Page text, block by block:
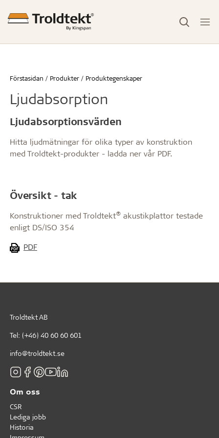
Förstasidan Produkter Produktegenskaper
Ljudabsorption
Ljudabsorptionsvärden
Hitta ljudmätningar för olika typer av konstruktion
med Troldtekt-produkter - ladda ner vår PDF.
Översikt - tak
Konstruktioner med Troldtekt® akustikplattor testade
enligt DS/ISO 354
PDF
Troldtekt AB
Tel: (+46) 40 60 60 601
info@troldtekt.se
Om oss
CSR
Lediga jobb
Historia